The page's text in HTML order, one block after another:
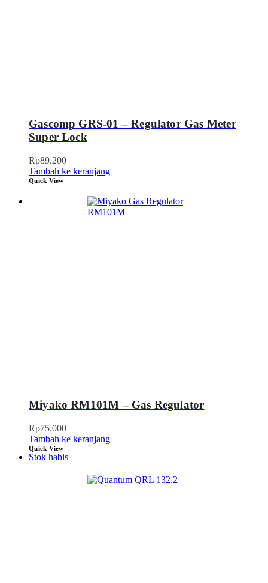
Gascomp GRS-01 – Regulator Gas Meter
Super Lock
Rp89.200
Tambah ke keranjang
Quick View
Miyako RM101M – Gas Regulator
Rp75.000
Tambah ke keranjang
Quick View
Stok habis